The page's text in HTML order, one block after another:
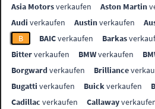
Asia Motorsverkaufen Aston Martin
Audi verkaufen Austinverkaufen
B
BAICverkaufen Barkas
Bitterverkaufen BMWverkaufen
Borgwardverkaufen Brilliance
Bugatti verkaufen Buickverkaufen
Cadillac verkaufen Callaway